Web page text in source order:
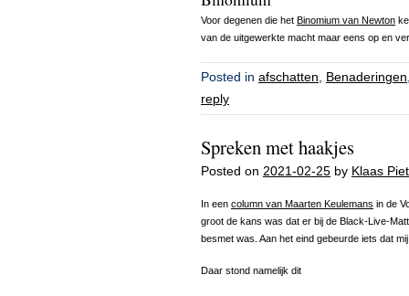
Voor degenen die het Binomium van Newton
van de uitgewerkte macht maar eens op en
Posted in afschatten Benaderingen
reply
Spreken met haakjes
Posted on 2021-02-25 by Klaas
In een column van Maarten Keulemans in de
groot de kans was dat er bij de Black-Live-
besmet was. Aan het eind gebeurde iets dat
Daar stond namelijk dit